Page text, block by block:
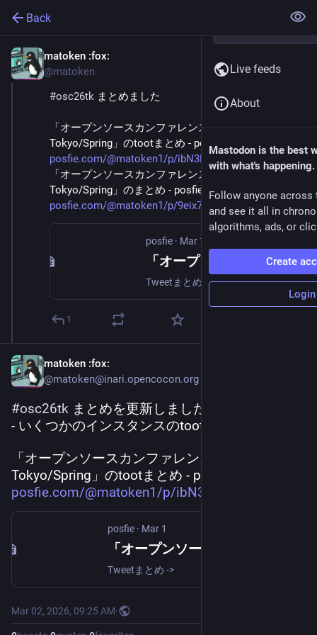
Back
matoken :fox:
@matoken
#osc26tk まとめました
「オープンソースカンファレンス2026
Tokyo/Spring」のtootまとめ - posfie
posfie.com/@matoken1/p/ibN3KwV
「オープンソースカンファレンス2026
Tokyo/Spring」のまとめ - posfie
posfie.com/@matoken1/p/9eix7GZ
posfie · Mar 1
「オープンソースカンファレンス2026 Tokyo/Spring」のtootまとめ
Tweetまとめ ->
1
matoken :fox:
@matoken@inari.opencocon.org
#osc26tk まとめを更新しました。
- いくつかのインスタンスのtootを追加しました
「オープンソースカンファレンス2026
Tokyo/Spring」のtootまとめ - posfie
posfie.com/@matoken1/p/ibN3KwV
posfie · Mar 1
Tweetまとめ ->
Mar 02, 2026, 09:25 AM·
Live feeds
About
Mastodon is the best
with what's happening.
Follow anyone across
and see it all in
algorithms, ads, or
Create
Login